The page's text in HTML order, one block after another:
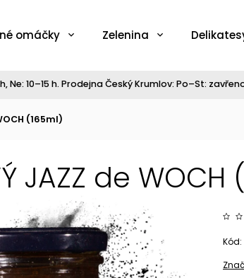
omáčky Zelenina
Ne: 10–15 h. Prodejna Český Krumlov: Po–St:
(165ml)
JAZZ de WOCH
Kód: